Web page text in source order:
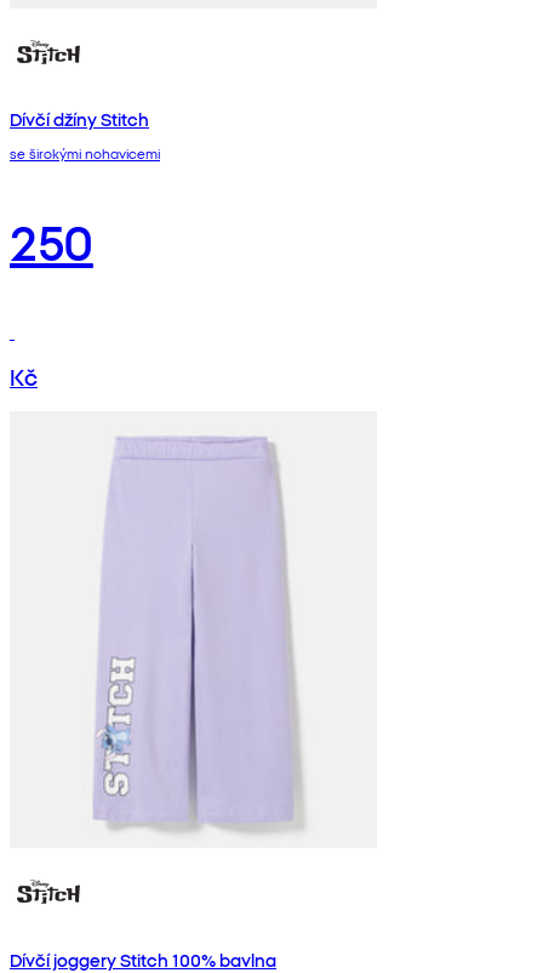
Dívčí džíny Stitch
se širokými nohavicemi
250
Kč
Dívčí joggery Stitch 100% bavlna